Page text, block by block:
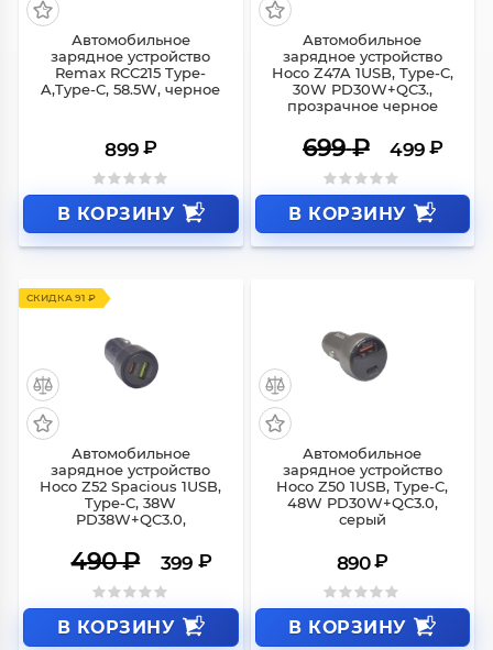
Автомобильное
зарядное устройство
Remax RCC215 Type-
A,Type-C, 58.5W, черное
899 ₽
В КОРЗИНУ
Автомобильное
зарядное устройство
Hoco Z47A 1USB, Type-C,
30W PD30W+QC3.,
прозрачное черное
699₽ 499 ₽
В КОРЗИНУ
СКИДКА 91 ₽
Автомобильное
зарядное устройство
Hoco Z52 Spacious 1USB,
Type-C, 38W
PD38W+QC3.0,
490₽ 399 ₽
В КОРЗИНУ
Автомобильное
зарядное устройство
Hoco Z50 1USB, Type-C,
48W PD30W+QC3.0,
серый
890 ₽
В КОРЗИНУ